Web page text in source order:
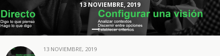
13 NOVIEMBRE, 2019
13 NOVIEMBRE, 2019